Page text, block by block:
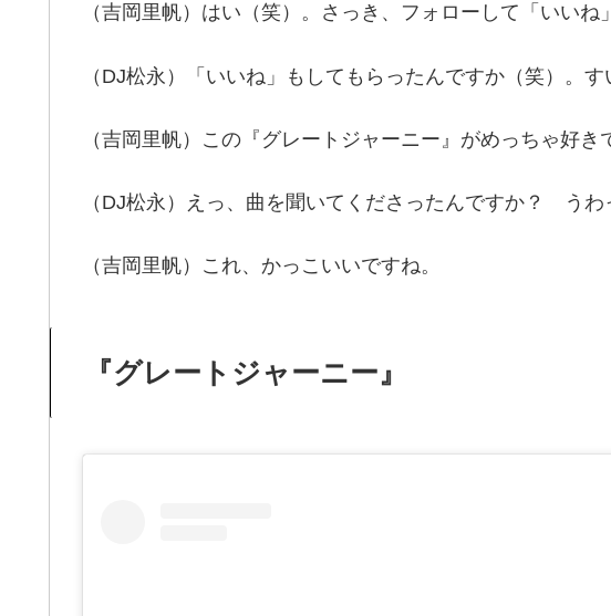
（吉岡里帆）はい（笑）。さっき、フォローして「いいね
（DJ松永）「いいね」もしてもらったんですか（笑）。す
（吉岡里帆）この『グレートジャーニー』がめっちゃ好き
（DJ松永）えっ、曲を聞いてくださったんですか？ うわ
（吉岡里帆）これ、かっこいいですね。
『グレートジャーニー』